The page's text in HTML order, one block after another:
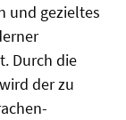
und gezieltes
Durch die
der zu